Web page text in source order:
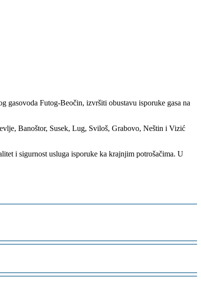
gasovoda Futog-Beočin, izvršiti obustavu isporuke gasa na
Banoštor, Susek, Lug, Sviloš, Grabovo, Neštin i Vizić
i sigurnost usluga isporuke ka krajnjim potrošačima. U